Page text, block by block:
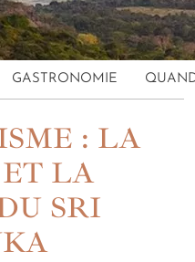
GASTRONOMIE
: LA
LA
SRI